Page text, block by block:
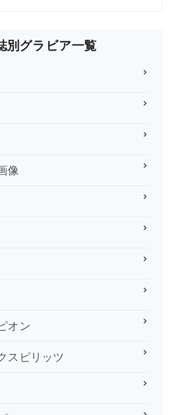
別グラビア一覧
像
オン
スピリッツ